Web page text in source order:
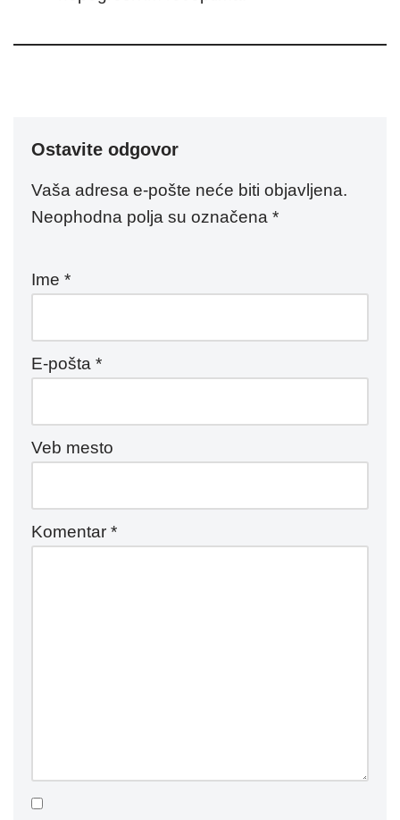
Ostavite odgovor
Vaša adresa e-pošte neće biti objavljena.
Neophodna polja su označena *
Ime *
E-pošta *
Veb mesto
Komentar *